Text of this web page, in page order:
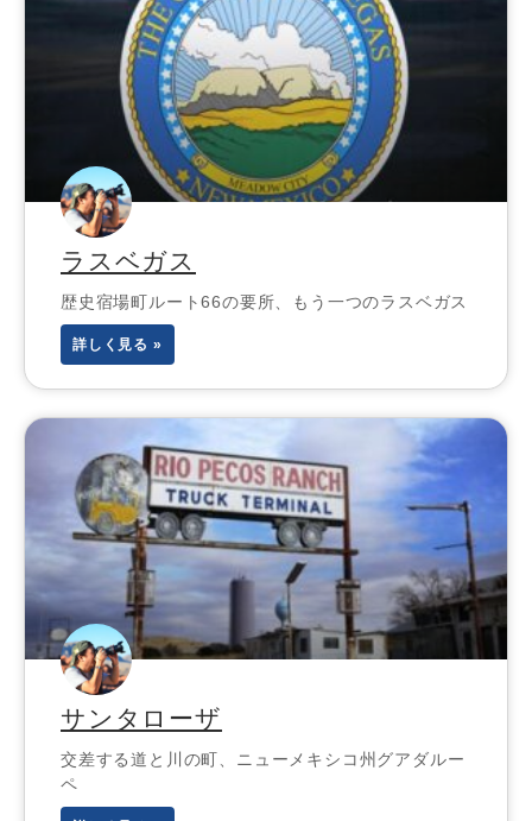
ラスベガス
歴史宿場町ルート66の要所、もう一つのラスベガス
詳しく見る »
サンタローザ
交差する道と川の町、ニューメキシコ州グアダルー
ペ